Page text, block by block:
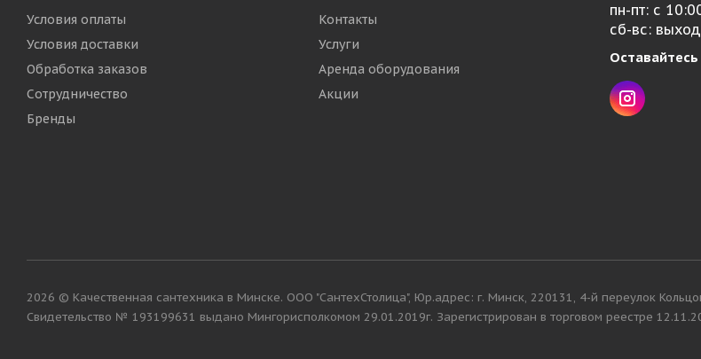
Условия оплаты
Условия доставки
Обработка заказов
Сотрудничество
Бренды
Контакты
Услуги
Аренда оборудования
Акции
пн-пт: с
сб-вс:
Оставайтесь
2026 © Качественная сантехника в Минске. ООО "СантехСтолица", Юр.адрес: г. Минск, 220131, 4-й переулок
Cвидетельство № 193199631 выдано Мингорисполкомом 29.01.2019г. Зарегистрирован в торговом реестре